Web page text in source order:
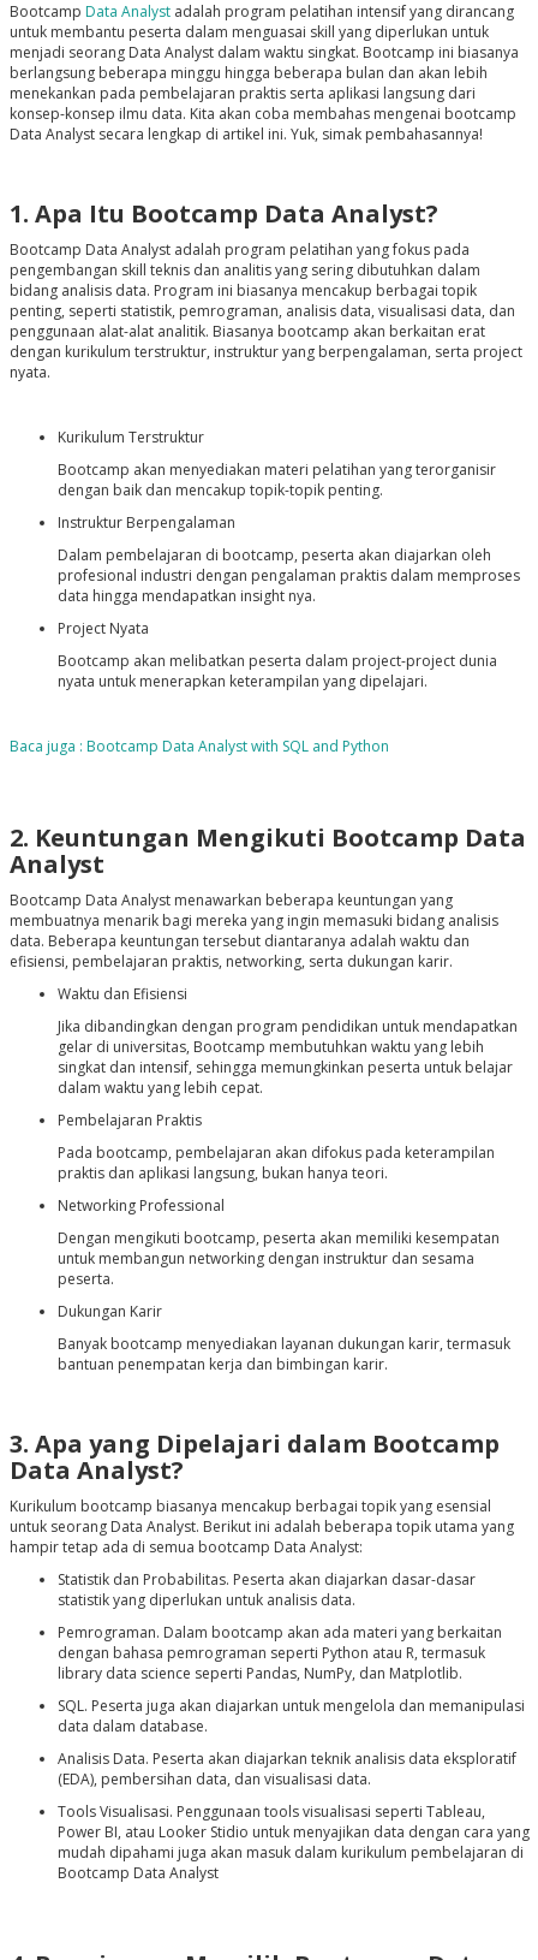
Bootcamp Data Analystadalah program pelatihan intensif yang dirancang
untuk membantu peserta dalam menguasai skill yang diperlukan untuk
menjadi seorang Data Analyst dalam waktu singkat. Bootcamp ini biasanya
berlangsung beberapa minggu hingga beberapa bulan dan akan lebih
menekankan pada pembelajaran praktis serta aplikasi langsung dari
konsep-konsep ilmu data. Kita akan coba membahas mengenai bootcamp
Data Analyst secara lengkap di artikel ini. Yuk, simak pembahasannya!
1. Apa Itu Bootcamp Data Analyst?
Bootcamp Data Analyst adalah program pelatihan yang fokus pada
pengembangan skill teknis dan analitis yang sering dibutuhkan dalam
bidang analisis data. Program ini biasanya mencakup berbagai topik
penting, seperti statistik, pemrograman, analisis data, visualisasi data, dan
penggunaan alat-alat analitik. Biasanya bootcamp akan berkaitan erat
dengan kurikulum terstruktur, instruktur yang berpengalaman, serta project
nyata.
Kurikulum Terstruktur
Bootcamp akan menyediakan materi pelatihan yang terorganisir
dengan baik dan mencakup topik-topik penting.
Instruktur Berpengalaman
Dalam pembelajaran di bootcamp, peserta akan diajarkan oleh
profesional industri dengan pengalaman praktis dalam memproses
data hingga mendapatkan insight nya.
Project Nyata
Bootcamp akan melibatkan peserta dalam project-project dunia
nyata untuk menerapkan keterampilan yang dipelajari.
Baca juga : Bootcamp Data Analyst with SQL and Python
2. Keuntungan Mengikuti Bootcamp Data
Analyst
Bootcamp Data Analyst menawarkan beberapa keuntungan yang
membuatnya menarik bagi mereka yang ingin memasuki bidang analisis
data. Beberapa keuntungan tersebut diantaranya adalah waktu dan
efisiensi, pembelajaran praktis, networking, serta dukungan karir.
Waktu dan Efisiensi
Jika dibandingkan dengan program pendidikan untuk mendapatkan
gelar di universitas, Bootcamp membutuhkan waktu yang lebih
singkat dan intensif, sehingga memungkinkan peserta untuk belajar
dalam waktu yang lebih cepat.
Pembelajaran Praktis
Pada bootcamp, pembelajaran akan difokus pada keterampilan
praktis dan aplikasi langsung, bukan hanya teori.
Networking Professional
Dengan mengikuti bootcamp, peserta akan memiliki kesempatan
untuk membangun networking dengan instruktur dan sesama
peserta.
Dukungan Karir
Banyak bootcamp menyediakan layanan dukungan karir, termasuk
bantuan penempatan kerja dan bimbingan karir.
3. Apa yang Dipelajari dalam Bootcamp
Data Analyst?
Kurikulum bootcamp biasanya mencakup berbagai topik yang esensial
untuk seorang Data Analyst. Berikut ini adalah beberapa topik utama yang
hampir tetap ada di semua bootcamp Data Analyst:
Statistik dan Probabilitas. Peserta akan diajarkan dasar-dasar
statistik yang diperlukan untuk analisis data.
Pemrograman. Dalam bootcamp akan ada materi yang berkaitan
dengan bahasa pemrograman seperti Python atau R, termasuk
library data science seperti Pandas, NumPy, dan Matplotlib.
SQL. Peserta juga akan diajarkan untuk mengelola dan memanipulasi
data dalam database.
Analisis Data. Peserta akan diajarkan teknik analisis data eksploratif
(EDA), pembersihan data, dan visualisasi data.
Tools Visualisasi. Penggunaan tools visualisasi seperti Tableau,
Power BI, atau Looker Stidio untuk menyajikan data dengan cara yang
mudah dipahami juga akan masuk dalam kurikulum pembelajaran di
Bootcamp Data Analyst